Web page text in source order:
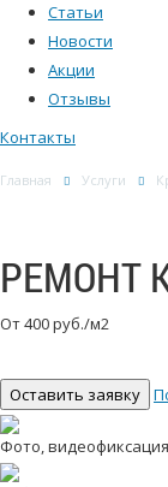
Статьи
Новости
Акции
Отзывы
Контакты
Главная Услуги
РЕМОНТ
От 400 руб./м2
Оставить заявку
Фото,